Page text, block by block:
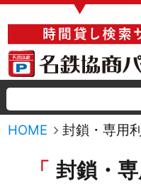
▼
HOME 封鎖・専用
封鎖・